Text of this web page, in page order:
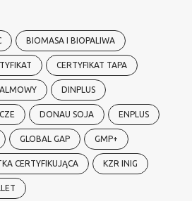
BIOMASA I BIOPALIWA
CERTYFIKAT TAPA
DINPLUS
DONAU SOJA ENPLUS
GLOBAL GAP GMP+
CERTYFIKUJĄCA KZR INIG